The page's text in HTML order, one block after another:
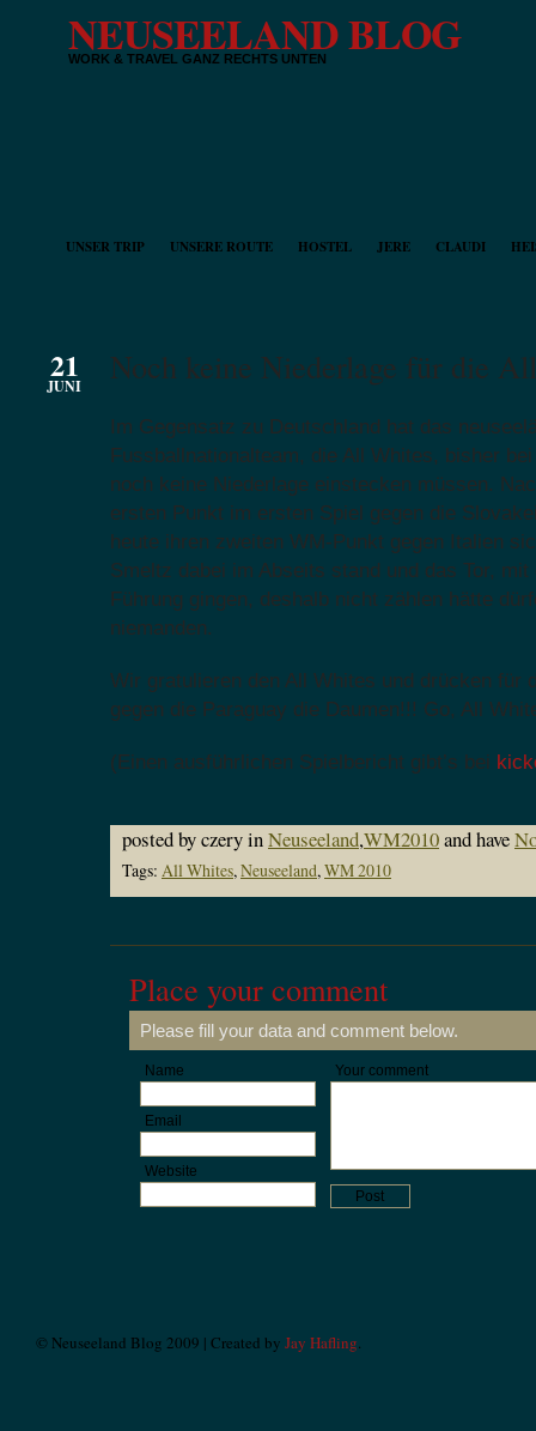
NEUSEELAND BLOG
WORK & TRAVEL GANZ RECHTS UNTEN
UNSER TRIP UNSERE ROUTE HOSTEL JERE CLAUDI
21
JUNI Noch keine Niederlage für die
Im Gegensatz zu Deutschland hat das
Fussballnationalteam, die All Whites, bisher
noch keine Niederlage einstecken müssen.
ersten Punkt im ersten Spiel gegen die
heute ihren zweiten WM-Punkt gegen Italien
Smeltz dabei im Abseits stand und das Tor,
Führung gingen, deshalb nicht zählen hätte
niemanden.
Wir gratulieren den All Whites und drücken für
gegen die Paraguay die Daumen!!! Go, All
(Einen ausführlichen Spielbericht gibt’s bei
posted by czery inNeuseeland,WM2010and have
Tags: All Whites,Neuseeland,WM 2010
Place your comment
Please fill your data and comment below.
Name
Email
Website
Your comment
© Neuseeland Blog 2009 | Created by Jay Hafling.